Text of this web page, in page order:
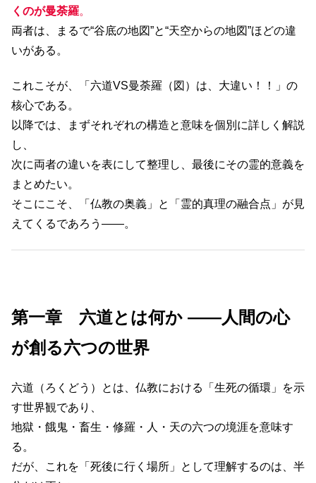
くのが曼荼羅。
両者は、まるで“谷底の地図”と“天空からの地図”ほどの違
いがある。
これこそが、「六道VS曼荼羅（図）は、大違い！！」の
核心である。
以降では、まずそれぞれの構造と意味を個別に詳しく解説
し、
次に両者の違いを表にして整理し、最後にその霊的意義を
まとめたい。
そこにこそ、「仏教の奥義」と「霊的真理の融合点」が見
えてくるであろう――。
第一章 六道とは何か ――人間の心
が創る六つの世界
六道（ろくどう）とは、仏教における「生死の循環」を示
す世界観であり、
地獄・餓鬼・畜生・修羅・人・天の六つの境涯を意味す
る。
だが、これを「死後に行く場所」として理解するのは、半